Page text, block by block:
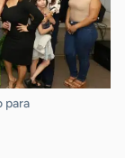
para